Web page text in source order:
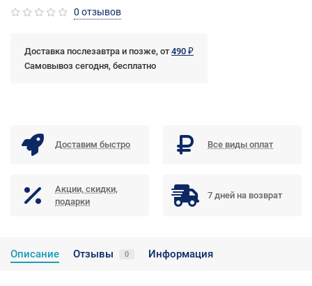
0 отзывов
Доставка послезавтра и позже, от490 ₽
Самовывоз сегодня, бесплатно
Доставим быстро Все виды оплат
Акции, скидки,
подарки
7 дней на возврат
Описание Отзывы 0 Информация